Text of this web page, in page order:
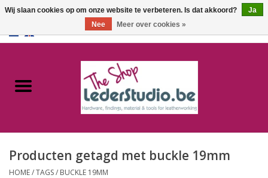
Catalogus
FAQ
Producten getagd met buckle 19mm
HOME/TAGS/ BUCKLE 19MM
Wij slaan cookies op om onze website te verbeteren. Is dat akkoord?
Ja
Nee
Meer over cookies »